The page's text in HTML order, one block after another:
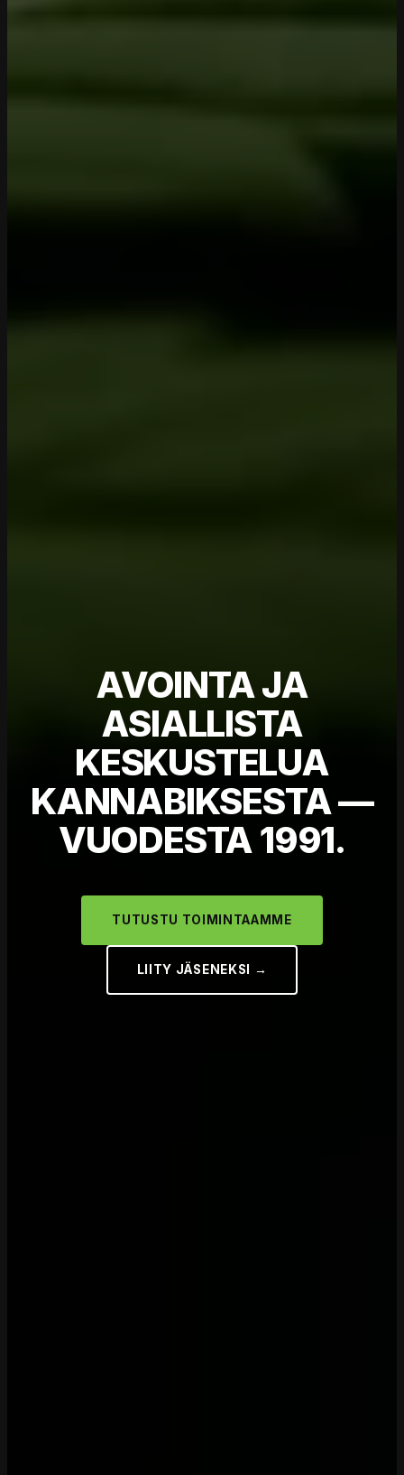
AVOINTA JA
ASIALLISTA
KESKUSTELUA
KANNABIKSESTA —
VUODESTA 1991.
TUTUSTU TOIMINTAAMME
LIITY JÄSENEKSI →